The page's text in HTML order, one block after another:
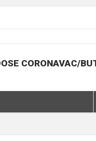
CORONAVAC/